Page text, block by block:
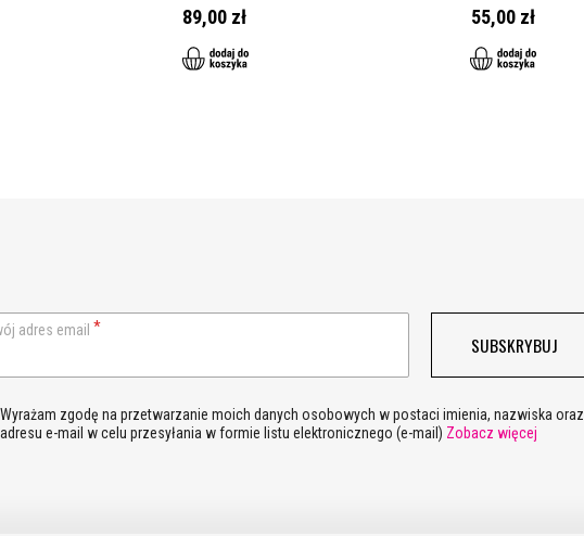
89,00 zł 55,00 zł
adres email
SUBSKRYBUJ
Wyrażam zgodę na przetwarzanie moich danych osobowych w postaci imienia, nazwiska oraz
adresu e-mail w celu przesyłania w formie listu elektronicznego (e-mail) Zobacz więcej